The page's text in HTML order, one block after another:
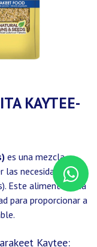
KAYTEE-
es una mezcla
las necesidades
Este alimento está
para proporcionar a
Kaytee: